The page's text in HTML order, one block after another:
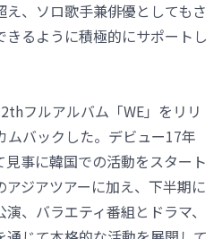
、ソロ歌手兼俳優としてもさ
るように積極的にサポートし
フルアルバム「WE」をリリ
ムバックした。デビュー17年
事に韓国での活動をスタート
アジアツアーに加え、下半期に
、バラエティ番組とドラマ、